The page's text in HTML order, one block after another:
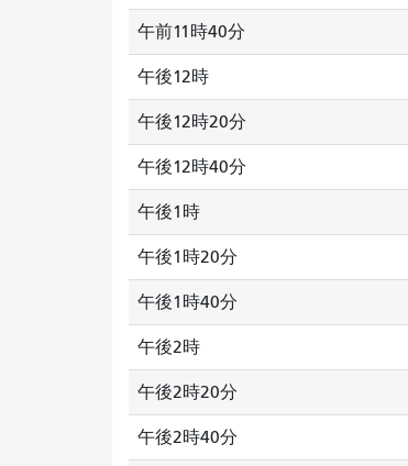
午前11時40分
午後12時
午後12時20分
午後12時40分
午後1時
午後1時20分
午後1時40分
午後2時
午後2時20分
午後2時40分